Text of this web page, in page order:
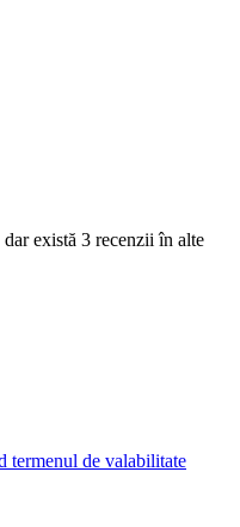
există 3 recenzii în alte
termenul de valabilitate